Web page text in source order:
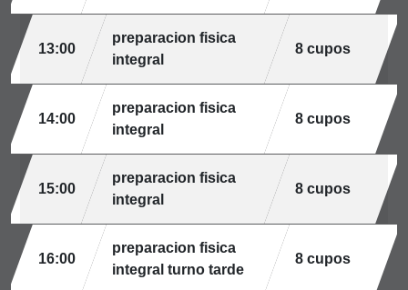
13:00
preparacion fisica
integral
8 cupos
14:00
preparacion fisica
integral
8 cupos
15:00
preparacion fisica
integral
8 cupos
16:00
preparacion fisica
integral turno tarde
8 cupos